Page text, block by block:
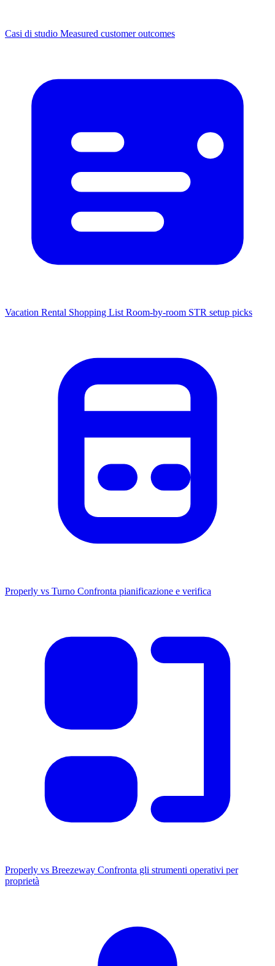
Casi di studio Measured customer outcomes
Vacation Rental Shopping List Room-by-room STR setup picks
Properly vs Turno Confronta pianificazione e verifica
Properly vs Breezeway Confronta gli strumenti operativi per
proprietà